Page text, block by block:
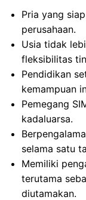
Pria yang
perusahaan.
Usia tidak
fleksibilitas
Pendidikan
kemampuan
Pemegang
kadaluarsa.
selama satu
Memiliki
terutama
diutamakan.